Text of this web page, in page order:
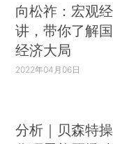
向松祚：宏观
讲，带你了解
经济大局
2022年04月06日
分析｜贝森特